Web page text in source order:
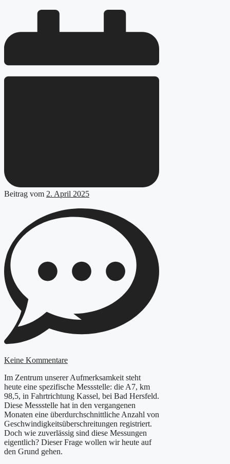
Beitrag vom 2. April 2025
Keine Kommentare
Im Zentrum unserer Aufmerksamkeit steht
heute eine spezifische Messstelle: die A7, km
98,5, in Fahrtrichtung Kassel, bei Bad Hersfeld.
Diese Messstelle hat in den vergangenen
Monaten eine überdurchschnittliche Anzahl von
Geschwindigkeitsüberschreitungen registriert.
Doch wie zuverlässig sind diese Messungen
eigentlich? Dieser Frage wollen wir heute auf
den Grund gehen.